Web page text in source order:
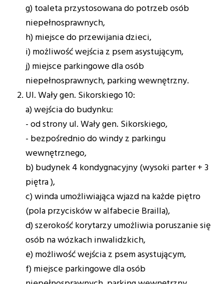
g) toaleta przystosowana do potrzeb osób
niepełnosprawnych,
h) miejsce do przewijania dzieci,
i) możliwość wejścia z psem asystującym,
j) miejsce parkingowe dla osób
niepełnosprawnych, parking wewnętrzny.
Ul. Wały gen. Sikorskiego 10:
a) wejścia do budynku:
- od strony ul. Wały gen. Sikorskiego,
- bezpośrednio do windy z parkingu
wewnętrznego,
b) budynek 4 kondygnacyjny (wysoki parter + 3
piętra ),
c) winda umożliwiająca wjazd na każde piętro
(pola przycisków w alfabecie Brailla),
d) szerokość korytarzy umożliwia poruszanie się
osób na wózkach inwalidzkich,
e) możliwość wejścia z psem asystującym,
f) miejsce parkingowe dla osób